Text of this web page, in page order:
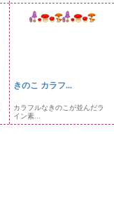
きのこ カラフ...
カラフルなきのこが並んだラ
イン素...